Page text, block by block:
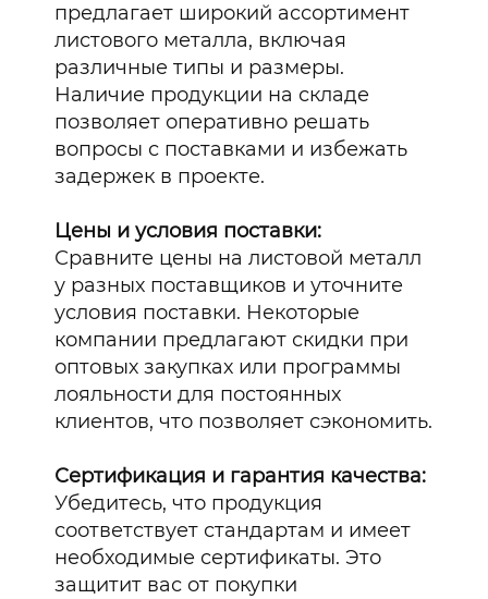
предлагает широкий ассортимент
листового металла, включая
различные типы и размеры.
Наличие продукции на складе
позволяет оперативно решать
вопросы с поставками и избежать
задержек в проекте.
Цены и условия поставки:
Сравните цены на листовой металл
у разных поставщиков и уточните
условия поставки. Некоторые
компании предлагают скидки при
оптовых закупках или программы
лояльности для постоянных
клиентов, что позволяет сэкономить.
Сертификация и гарантия качества:
Убедитесь, что продукция
соответствует стандартам и имеет
необходимые сертификаты. Это
защитит вас от покупки